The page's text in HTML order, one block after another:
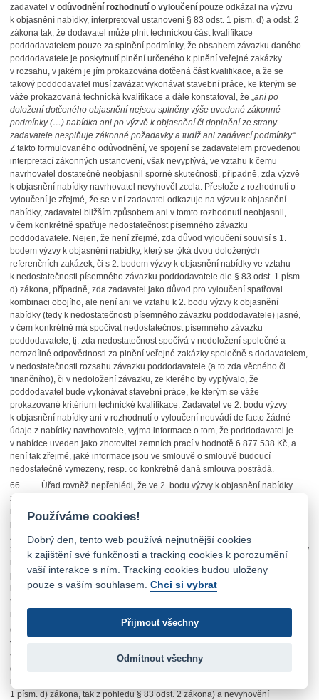
zadavatel v odůvodnění rozhodnutí o vyloučenípouze odkázal na výzvu
k objasnění nabídky, interpretoval ustanovení § 83 odst. 1 písm. d) a odst. 2
zákona tak, že dodavatel může plnit technickou část kvalifikace
poddodavatelem pouze za splnění podmínky, že obsahem závazku daného
poddodavatele je poskytnutí plnění určeného k plnění veřejné zakázky
v rozsahu, v jakém je jím prokazována dotčená část kvalifikace, a že se
takový poddodavatel musí zavázat vykonávat stavební práce, ke kterým se
váže prokazovaná technická kvalifikace a dále konstatoval, že „ani po
doložení dotčeného objasnění nejsou splněny výše uvedené zákonné
podmínky (…) nabídka ani po výzvě k objasnění či doplnění ze strany
zadavatele nesplňuje zákonné požadavky a tudíž ani zadávací podmínky.“.
Z takto formulovaného odůvodnění, ve spojení se zadavatelem provedenou
interpretací zákonných ustanovení, však nevyplývá, ve vztahu k čemu
navrhovatel dostatečně neobjasnil sporné skutečnosti, případně, zda výzvě
k objasnění nabídky navrhovatel nevyhověl zcela. Přestože z rozhodnutí o
vyloučení je zřejmé, že se v ní zadavatel odkazuje na výzvu k objasnění
nabídky, zadavatel bližším způsobem ani v tomto rozhodnutí neobjasnil,
v čem konkrétně spatřuje nedostatečnost písemného závazku
poddodavatele. Nejen, že není zřejmé, zda důvod vyloučení souvisí s 1.
bodem výzvy k objasnění nabídky, který se týká dvou doložených
referenčních zakázek, či s 2. bodem výzvy k objasnění nabídky ve vztahu
k nedostatečnosti písemného závazku poddodavatele dle § 83 odst. 1 písm.
d) zákona, případně, zda zadavatel jako důvod pro vyloučení spatřoval
kombinaci obojího, ale není ani ve vztahu k 2. bodu výzvy k objasnění
nabídky (tedy k nedostatečnosti písemného závazku poddodavatele) jasné,
v čem konkrétně má spočívat nedostatečnost písemného závazku
poddodavatele, tj. zda nedostatečnost spočívá v nedoložení společné a
nerozdílné odpovědnosti za plnění veřejné zakázky společně s dodavatelem,
v nedostatečnosti rozsahu závazku poddodavatele (a to zda věcného či
finančního), či v nedoložení závazku, ze kterého by vyplývalo, že
poddodavatel bude vykonávat stavební práce, ke kterým se váže
prokazované kritérium technické kvalifikace. Zadavatel ve 2. bodu výzvy
k objasnění nabídky ani v rozhodnutí o vyloučení neuvádí de facto žádné
údaje z nabídky navrhovatele, vyjma informace o tom, že poddodavatel je
v nabídce uveden jako zhotovitel zemních prací v hodnotě 6 877 538 Kč, a
není tak zřejmé, jaké informace jsou ve smlouvě o smlouvě budoucí
nedostatečně vymezeny, resp. co konkrétně daná smlouva postrádá.
66. Úřad rovněž nepřehlédl, že ve 2. bodu výzvy k objasnění nabídky
zadavatel odkazoval na ust. § 83
může v zadávací dokumentaci požadovat, aby dodavatel a jiná osoba, jejímž
prostřednictvím dodavatel prokazuje ekonomickou kvalifikaci podle § 78
zákona, nesli společnou a nerozdílnou odpovědnost za plnění veřejné
zakázky), přestože v rámci zadávacích podmínek zadavatel žádné požadavky
na prokázání ekonomické kvalifikace nestanovil. V rozhodnutí o vyloučení
pak zadavatel výslovně odkázal na § 83odst. 2zákona, jež však ve výzvě
k objasnění nabídky absentuje. I tato okolnost z pohledu navrhovatele tak
vnáší do procesu objasňování nabídky navrhovatele a jeho vyloučení další
nejasnosti.
67. Nejednoznačnost ohledně výše uvedených možných důvodů
vyloučení je přitom jednoznačně patrná i z podaných námitek navrhovatele,
v rámci nichž se navrhovatel snažil dovodit, na základě čeho a z jakého
důvodu byl ze zadávacího řízení vyloučen, když se zároveň bránil proti
nedostatečnosti písemného závazku poddodavatele jak z pohledu § 83 odst.
1 písm. d) zákona, tak z pohledu § 83 odst. 2 zákona) a nevyhovění
Používáme cookies!
Dobrý den, tento web používá nejnutnější cookies
k zajištění své funkčnosti a tracking cookies k porozumění
vaší interakce s ním. Tracking cookies budou uloženy
pouze s vaším souhlasem.Chci si vybrat
Přijmout všechny
Odmítnout všechny